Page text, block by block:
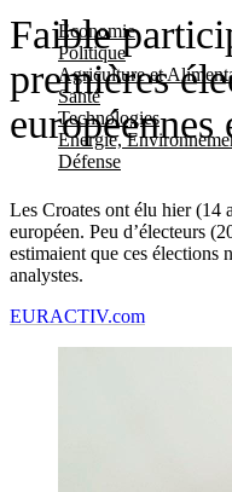
Economie
Politique
Agriculture et
Santé
Technologies
Energie,
Défense
Faible
premières
européennes
Les Croates ont élu hier (14
européen. Peu d’électeurs
estimaient que ces élections
analystes.
EURACTIV.com